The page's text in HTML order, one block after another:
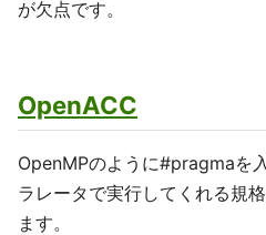
が欠点です。
OpenACC
OpenMPのように#pragmaを
ラレータで実行してくれる規
ます。